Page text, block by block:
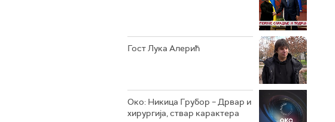
РТС КЛАСИКА
РТС ТРЕЗОР
Гост Лука Алерић
Око: Никица Грубор – Дрвар и
хирургија, ствар карактера